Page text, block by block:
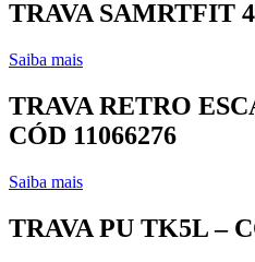
TRAVA SAMRTFIT
Saiba mais
TRAVA RETRO
CÓD 11066276
Saiba mais
TRAVA PU TK5L –